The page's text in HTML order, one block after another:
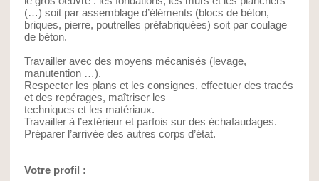
(…) soit par assemblage d’éléments (blocs de béton,
briques, pierre, poutrelles préfabriquées) soit par coulage
de béton.
Travailler avec des moyens mécanisés (levage,
manutention …).
Respecter les plans et les consignes, effectuer des tracés
et des repérages, maîtriser les
techniques et les matériaux.
Travailler à l’extérieur et parfois sur des échafaudages.
Préparer l’arrivée des autres corps d’état.
Votre profil :